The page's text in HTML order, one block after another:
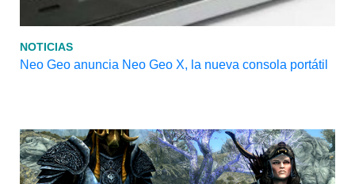
NOTICIAS
Neo Geo anuncia Neo Geo X, la nueva consola portátil